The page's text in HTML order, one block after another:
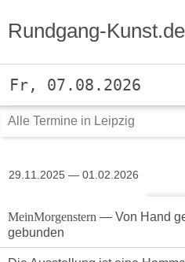
Rundgang-Kunst.de
Fr, 07.08.2026
Alle Termine in Leipzig
29.11.2025 — 01.02.2026
MeinMorgenstern — Von Hand
gebunden